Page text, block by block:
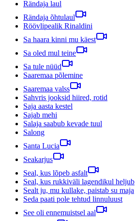
Rändaja laul
Rändaja õhtulaul
Röövlipealik Rinaldini
Sa haara kinni mu käest
Sa oled mul teine
Sa tule nüüd
Saaremaa põlemine
Saaremaa valss
Sahvris jooksid hiired, rotid
Saja aasta kestel
Sajab mehi
Salaja saabub kevade tuul
Salong
Santa Lucia
Seakarjus
Seal, kus lõpeb asfalt
Seal, kus rukkiväli lagendikul heljub
Sealt ju, mu kullake, paistab su maja
Seda paati pole tehtud linnuluust
See oli ennemuistsel aal